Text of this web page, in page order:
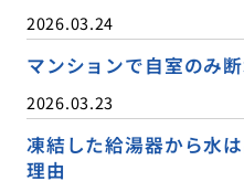
2026.03.24
マンションで自室のみ
2026.03.23
凍結した給湯器から水
理由